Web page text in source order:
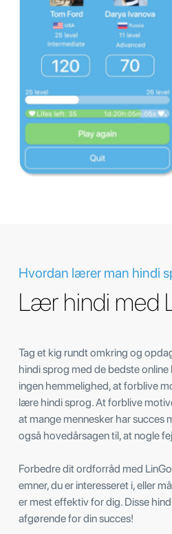
Hvordan lærer man hindi
Lær hindi med
Tag et kig rundt omkring og
hindi sprog med de bedste
ingen hemmelighed, at forblive
lære hindi sprog. At forblive
at mange mennesker har succes
også hovedårsagen til, at nogle
Forbedre dit ordforråd med
emner, du er interesseret i, eller
er mest effektiv for dig. Disse
afgørende for din succes!